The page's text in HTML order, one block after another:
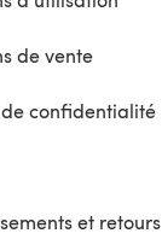
de vente
confidentialité
et retours